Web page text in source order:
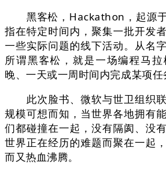
黑客松，Hackathon，起源于
指在特定时间内，聚集一批开发
一些实际问题的线下活动。从名
所谓黑客松，就是一场编程马
晚、一天或一周时间内完成某项任
此次脸书、微软与世卫组织联
规模可想而知，当世界各地拥有
们都碰撞在一起，没有隔阂、没
世界正在经历的难题而聚在一起
而又热血沸腾。